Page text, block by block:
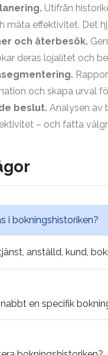
Utifrån
mäta effektivitet. Det
och återbesök.
deras lojalitet och
och skapa urval
beslut. Analysen av
– och fatta
i bokningshistoriken?
anställd, kund,
en specifik